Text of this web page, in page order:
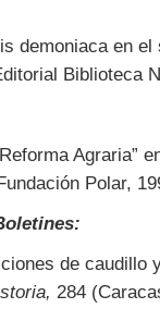
demoniaca en
Biblioteca
Agraria”
Polar,
de caudillo
284